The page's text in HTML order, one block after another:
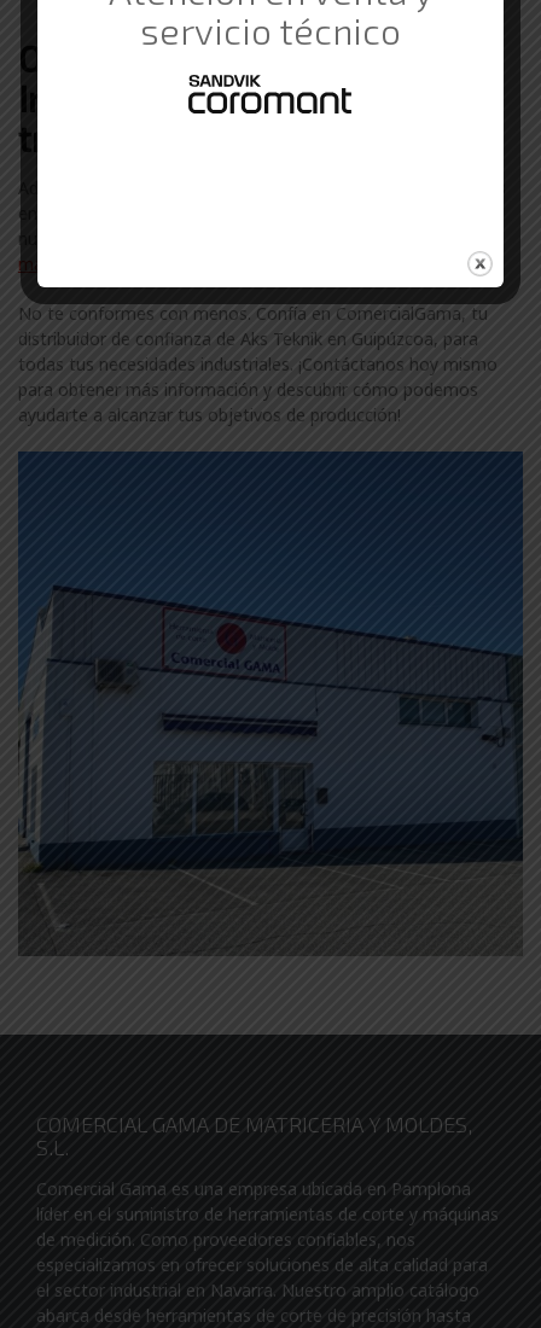
servicio al cliente de primera clase.
Otras marcas de Suministros
Industriales con las que
trabajamos en Guipúzcoa
Además de Aks Teknik, colaboramos con otras marcas líderes
en el sector industrial en Guipúzcoa. Descubre más sobre
nuestra amplia gama de marcas visitando nuestra
marcas
No te conformes con menos. Confía en ComercialGama, tu
distribuidor de confianza de Aks Teknik en Guipúzcoa, para
todas tus necesidades industriales. ¡Contáctanos hoy mismo
para obtener más información y descubrir cómo podemos
ayudarte a alcanzar tus objetivos de producción!
COMERCIAL GAMA DE MATRICERIA Y MOLDES,
S.L.
Comercial Gama es una empresa ubicada en Pamplona
líder en el suministro de herramientas de corte y máquinas
de medición. Como proveedores confiables, nos
especializamos en ofrecer soluciones de alta calidad para
el sector industrial en Navarra. Nuestro amplio catálogo
abarca desde herramientas de corte de precisión hasta
servicio técnico